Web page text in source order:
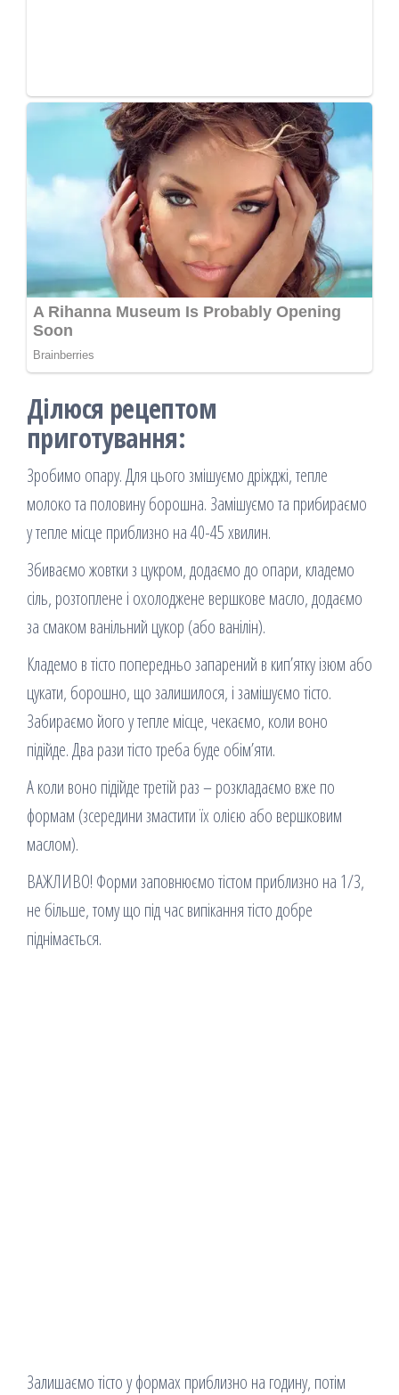
Ділюся рецептом
приготування:
Зробимо опару. Для цього змішуємо дріжджі, тепле
молоко та половину борошна. Замішуємо та прибираємо
у тепле місце приблизно на 40-45 хвилин.
Збиваємо жовтки з цукром, додаємо до опари, кладемо
сіль, розтоплене і охолоджене вершкове масло, додаємо
за смаком ванільний цукор (або ванілін).
Кладемо в тісто попередньо запарений в кип’ятку ізюм або
цукати, борошно, що залишилося, і замішуємо тісто.
Забираємо його у тепле місце, чекаємо, коли воно
підійде. Два рази тісто треба буде обім’яти.
А коли воно підійде третій раз – розкладаємо вже по
формам (зсередини змастити їх олією або вершковим
маслом).
ВАЖЛИВО! Форми заповнюємо тістом приблизно на 1/3,
не більше, тому що під час випікання тісто добре
піднімається.
Залишаємо тісто у формах приблизно на годину, потім